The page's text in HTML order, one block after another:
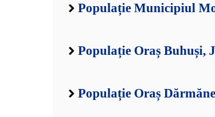
Populație Municipiul
Populație Oraș Buhuși,
Populație Oraș